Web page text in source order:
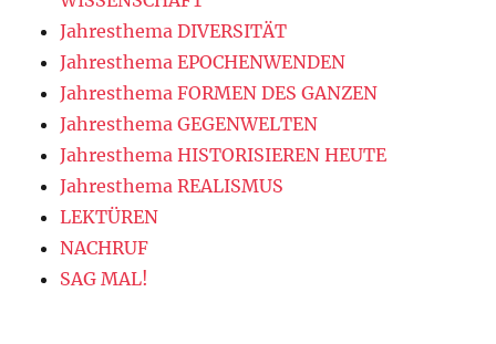
Jahresthema DIVERSITÄT
Jahresthema EPOCHENWENDEN
Jahresthema FORMEN DES GANZEN
Jahresthema GEGENWELTEN
Jahresthema HISTORISIEREN HEUTE
Jahresthema REALISMUS
LEKTÜREN
NACHRUF
SAG MAL!